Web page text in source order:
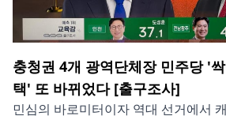
충청권 4개 광역단체장 민주당 '
택' 또 바뀌었다 [출구조사]
민심의 바로미터이자 역대 선거에서